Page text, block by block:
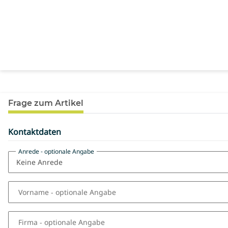
Frage zum Artikel
Kontaktdaten
Anrede- optionale Angabe
Vorname - optionale Angabe
Firma - optionale Angabe